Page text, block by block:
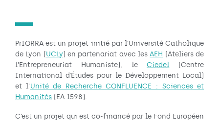
PrIORRA est un projet initié par l’Université Catholique
de Lyon (UCLy) en partenariat avec lesAEH (Ateliers de
l’Entrepreneuriat Humaniste), leCiedel (Centre
International d’Études pour le Développement Local)
et l'Unité de Recherche CONFLUENCE : Sciences et
Humanités(EA 1598).
C’est un projet qui est co-financé par le Fond Européen